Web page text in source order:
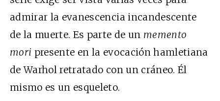
admirar la evanescencia incandescente
de la muerte. Es parte de un memento
mori presente en la evocación hamletiana
de Warhol retratado con un cráneo. Él
mismo es un esqueleto.